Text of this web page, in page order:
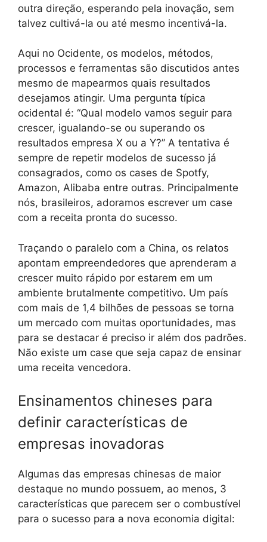
outra direção, esperando pela inovação, sem
talvez cultivá-la ou até mesmo incentivá-la.
Aqui no Ocidente, os modelos, métodos,
processos e ferramentas são discutidos antes
mesmo de mapearmos quais resultados
desejamos atingir. Uma pergunta típica
ocidental é: “Qual modelo vamos seguir para
crescer, igualando-se ou superando os
resultados empresa X ou a Y?” A tentativa é
sempre de repetir modelos de sucesso já
consagrados, como os cases de Spotfy,
Amazon, Alibaba entre outras. Principalmente
nós, brasileiros, adoramos escrever um case
com a receita pronta do sucesso.
Traçando o paralelo com a China, os relatos
apontam empreendedores que aprenderam a
crescer muito rápido por estarem em um
ambiente brutalmente competitivo. Um país
com mais de 1,4 bilhões de pessoas se torna
um mercado com muitas oportunidades, mas
para se destacar é preciso ir além dos padrões.
Não existe um case que seja capaz de ensinar
uma receita vencedora.
Ensinamentos chineses para
definir características de
empresas inovadoras
Algumas das empresas chinesas de maior
destaque no mundo possuem, ao menos, 3
características que parecem ser o combustível
para o sucesso para a nova economia digital: